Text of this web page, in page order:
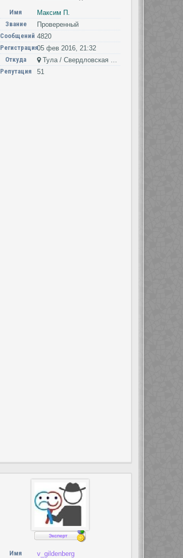
Имя
Максим П.
Звание
Проверенный
Сообщений 4820
Регистрация05 фев 2016, 21:32
Откуда
Тула / Свердловская область
Репутация
51
Имя
v_gildenberg